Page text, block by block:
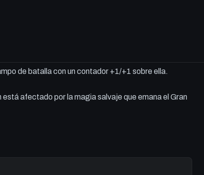
de batalla con un contador +1/+1 sobre ella.
está afectado por la magia salvaje que emana el Gran